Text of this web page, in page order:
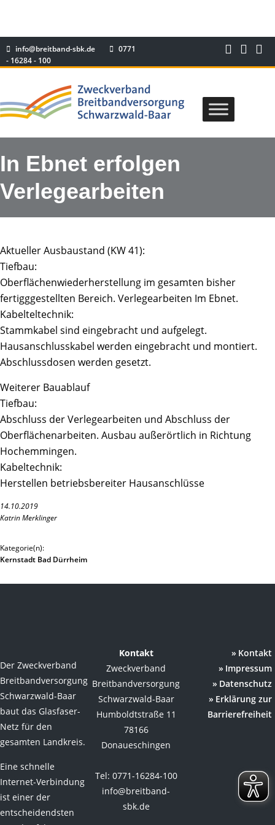
info@breitband-sbk.de
0771
- 16284 - 100
In Ebnet erfolgen
Verlegearbeiten
Aktueller Ausbaustand (KW 41):
Tiefbau:
Oberflächenwiederherstellung im gesamten bisher
fertigggestellten Bereich. Verlegearbeiten Im Ebnet.
Kabelteltechnik:
Stammkabel sind eingebracht und aufgelegt.
Hausanschlusskabel werden eingebracht und montiert.
Abschlussdosen werden gesetzt.
Weiterer Bauablauf
Tiefbau:
Abschluss der Verlegearbeiten und Abschluss der
Oberflächenarbeiten. Ausbau außerörtlich in Richtung
Hochemmingen.
Kabeltechnik:
Herstellen betriebsbereiter Hausanschlüsse
14.10.2019
Katrin Merklinger
Kategorie(n):
Kernstadt Bad Dürrheim
Der Zweckverband
Breitbandversorgung
Schwarzwald-Baar
baut das Glasfaser-
Netz für den
gesamten Landkreis.
Eine schnelle
Internet-Verbindung
ist einer der
entscheidendsten
Kontakt
Zweckverband
Breitbandversorgung
Schwarzwald-Baar
Humboldtstraße 11
78166
Donaueschingen
Tel: 0771-16284-100
info@breitband-
sbk.de
Kontakt
Impressum
Datenschutz
Erklärung zur
Barrierefreiheit